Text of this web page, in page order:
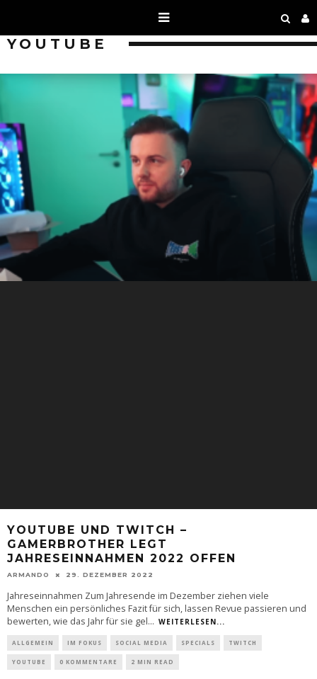
YOUTUBE
YOUTUBE UND TWITCH –
GAMERBROTHER LEGT
JAHRESEINNAHMEN 2022 OFFEN
ARMANDO 29. DEZEMBER 2022
Jahreseinnahmen Zum Jahresende im Dezember ziehen viele
Menschen ein persönliches Fazit für sich, lassen Revue passieren und
bewerten, wie das Jahr für sie gel... WEITERLESEN...
ALLGEMEIN IM FOKUS SOCIAL MEDIA SPECIALS TWITCH
YOUTUBE 0 KOMMENTARE 2 MIN READ